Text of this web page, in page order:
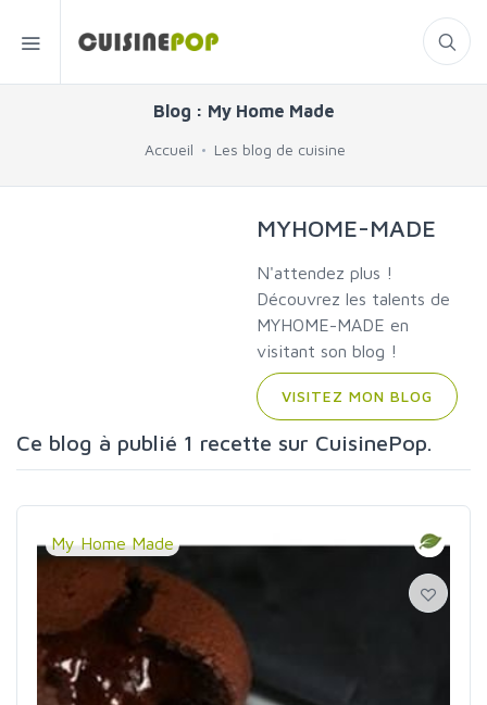
Blog : My Home Made
Accueil Les blog de cuisine
MYHOME-MADE
N'attendez plus !
Découvrez les talents de
MYHOME-MADE en
visitant son blog !
VISITEZ MON BLOG
Ce blog à publié 1 recette sur CuisinePop.
My Home Made